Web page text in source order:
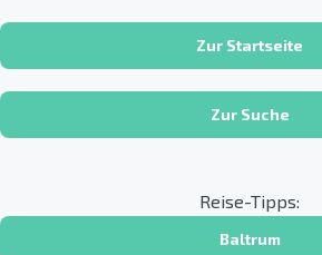
Zur Startseite
Zur Suche
Reise-Tipps:
Baltrum